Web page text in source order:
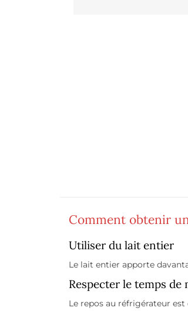
Comment obtenir
Utiliser du lait entier
Le lait entier apporte
Respecter le temps de
Le repos au réfrigérateur